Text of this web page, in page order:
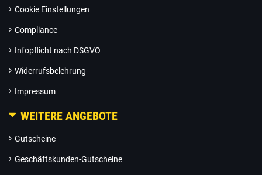
Cookie Einstellungen
Compliance
Infopflicht nach DSGVO
Widerrufsbelehrung
Impressum
WEITERE ANGEBOTE
Gutscheine
Geschäftskunden-Gutscheine